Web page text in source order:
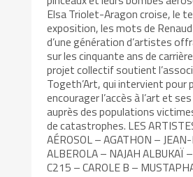
Elsa Triolet-Aragon croise, le
exposition, les mots de
d’une génération d’artistes
sur les cinquante ans de
projet collectif soutient
Togeth’Art, qui intervient pour
encourager l’accès à l’art et
auprès des populations
de catastrophes. LES
AÉROSOL – AGATHON –
ALBEROLA – NAJAH ALBUKAÏ
C215 – CAROLE B –